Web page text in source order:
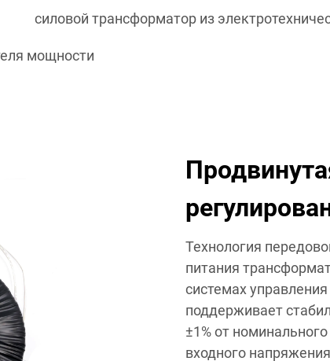
силовой трансформатор из
мощности
Технология
питания
системах
поддерживает
±1% от
входного